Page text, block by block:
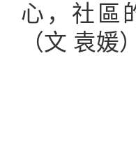
心，社區
（文 袁媛）